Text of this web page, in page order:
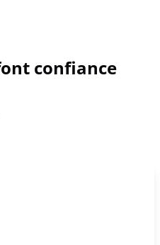
confiance